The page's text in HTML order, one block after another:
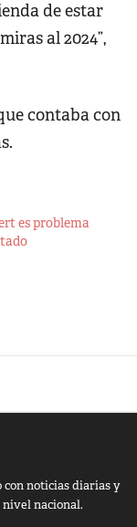
de estar
al 2024”,
contaba con
es problema
noticias diarias y
nivel nacional.